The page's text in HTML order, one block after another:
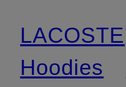
LACOSTE
Hoodies